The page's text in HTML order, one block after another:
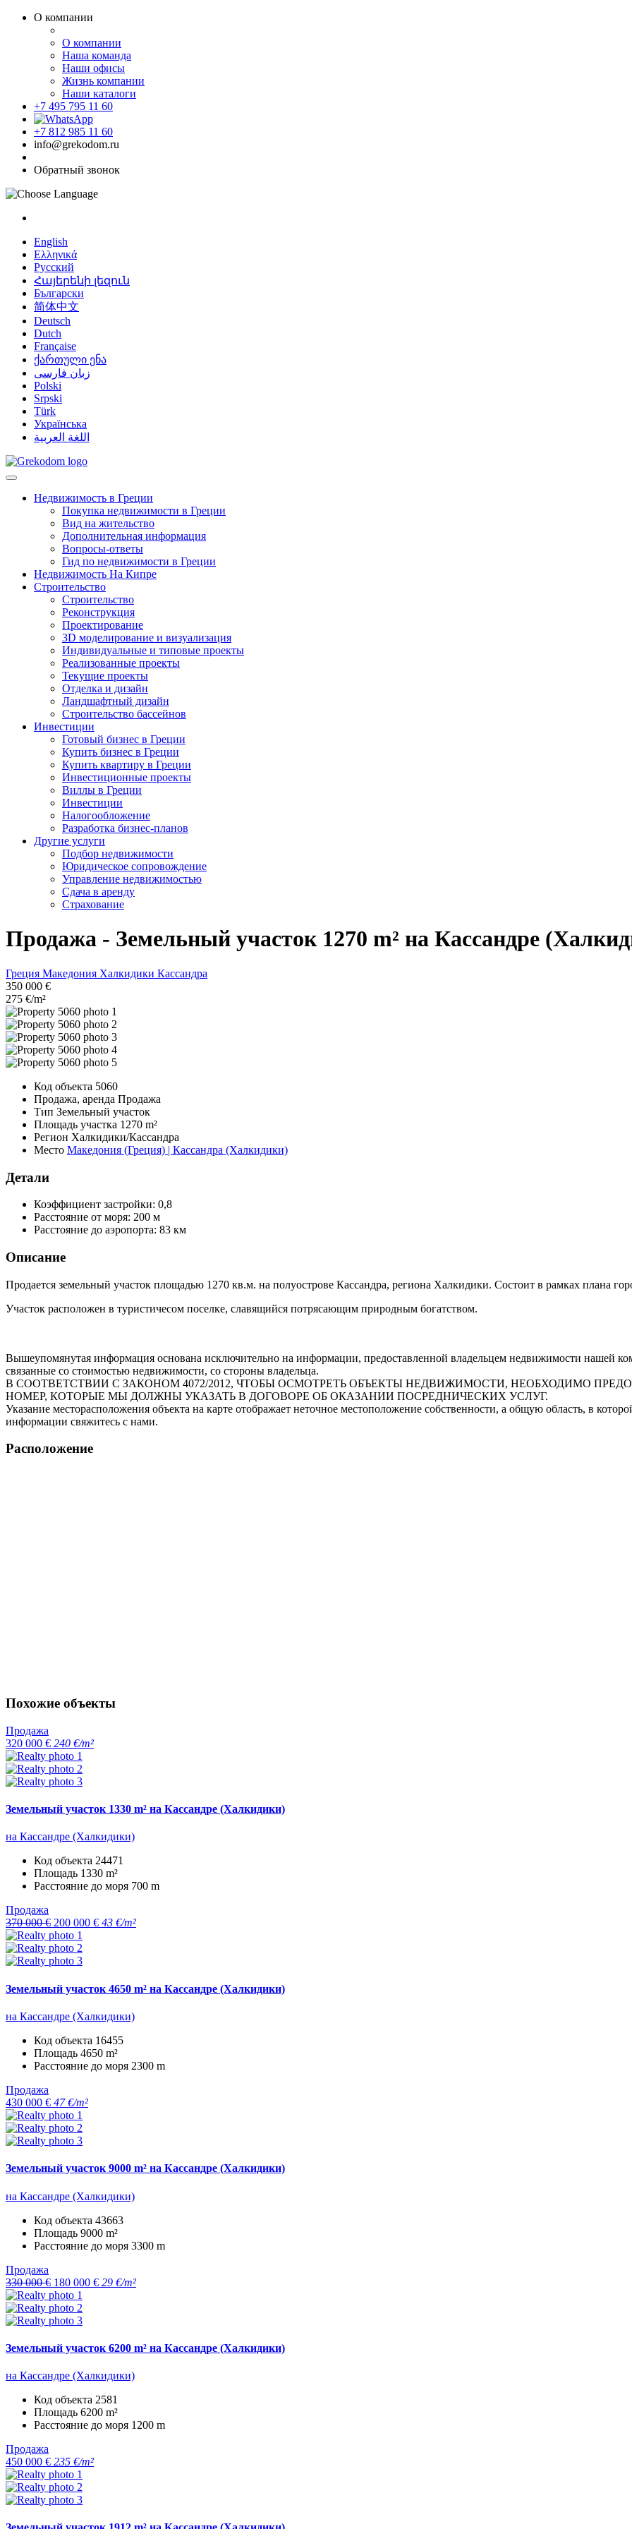
О компании
О компании
Наша команда
Наши офисы
Жизнь компании
Наши каталоги
+7 495 795 11 60
+7 812 985 11 60
info@grekodom.ru
Обратный звонок
English
Ελληνικά
Русский
Հայերենի լեզուն
Български
简体中文
Deutsch
Dutch
Française
ქართული ენა
زبان فارسی
Polski
Srpski
Türk
Українська
اللغة العربية
Недвижимость в Греции
Покупка недвижимости в Греции
Вид на жительство
Дополнительная информация
Вопросы-ответы
Гид по недвижимости в Греции
Недвижимость На Кипре
Строительство
Строительство
Реконструкция
Проектирование
3D моделирование и визуализация
Индивидуальные и типовые проекты
Реализованные проекты
Текущие проекты
Отделка и дизайн
Ландшафтный дизайн
Строительство бассейнов
Инвестиции
Готовый бизнес в Греции
Купить бизнес в Греции
Купить квартиру в Греции
Инвестиционные проекты
Виллы в Греции
Инвестиции
Налогообложение
Разработка бизнес-планов
Другие услуги
Подбор недвижимости
Юридическое сопровождение
Управление недвижимостью
Сдача в аренду
Страхование
Продажа - Земельный участок 1270 m² на Кассандре
Греция Македония Халкидики Кассандра
350 000 €
275 €/m²
Код объекта 5060
Продажа, аренда Продажа
Тип Земельный участок
Площадь участка 1270 m²
Регион Халкидики/Кассандра
Место Македония (Греция) | Кассандра (Халкидики)
Детали
Коэффициент застройки: 0,8
Расстояние от моря: 200 м
Расстояние до аэропорта: 83 км
Описание
Продается земельный участок площадью 1270 кв.м. на полуострове Кассандра, региона Халкидики. Состоит в рамках плана
Участок расположен в туристичесом поселке, славящийся потрясающим природным богатством.
Вышеупомянутая информация основана исключительно на информации, предоставленной владельцем недвижимости нашей
связанные со стоимостью недвижимости, со стороны владельца.
В СООТВЕТСТВИИ С ЗАКОНОМ 4072/2012, ЧТОБЫ ОСМОТРЕТЬ ОБЪЕКТЫ НЕДВИЖИМОСТИ, НЕОБХОДИМО
НОМЕР, КОТОРЫЕ МЫ ДОЛЖНЫ УКАЗАТЬ В ДОГОВОРЕ ОБ ОКАЗАНИИ ПОСРЕДНИЧЕСКИХ УСЛУГ.
Указание месторасположения объекта на карте отображает неточное местоположение собственности, а общую область, в
информации свяжитесь с нами.
Расположение
Похожие объекты
Продажа
320 000 € 240 €/m²
Земельный участок 1330 m² на Кассандре (Халкидики)
на Кассандре (Халкидики)
Код объекта 24471
Площадь 1330 m²
Расстояние до моря 700 m
Продажа
370 000 € 200 000 € 43 €/m²
Земельный участок 4650 m² на Кассандре (Халкидики)
на Кассандре (Халкидики)
Код объекта 16455
Площадь 4650 m²
Расстояние до моря 2300 m
Продажа
430 000 € 47 €/m²
Земельный участок 9000 m² на Кассандре (Халкидики)
на Кассандре (Халкидики)
Код объекта 43663
Площадь 9000 m²
Расстояние до моря 3300 m
Продажа
330 000 € 180 000 € 29 €/m²
Земельный участок 6200 m² на Кассандре (Халкидики)
на Кассандре (Халкидики)
Код объекта 2581
Площадь 6200 m²
Расстояние до моря 1200 m
Продажа
450 000 € 235 €/m²